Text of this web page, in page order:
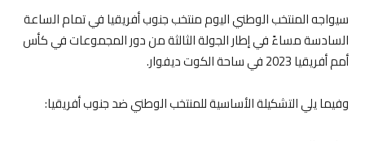
سيواجه المنتخب الوطني اليوم منتخب جنوب أفريقيا في تمام الساعة
السادسة مساءً في إطار الجولة الثالثة من دور المجموعات في كأس
أمم أفريقيا 2023 في ساحة الكوت ديفوار.
وفيما يلي التشكيلة الأساسية للمنتخب الوطني ضد جنوب أفريقيا: